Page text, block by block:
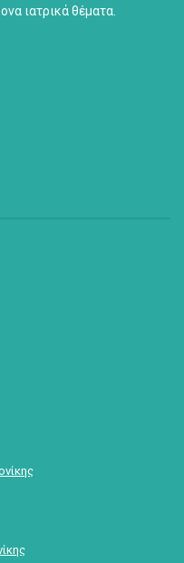
ιατρικά θέματα.